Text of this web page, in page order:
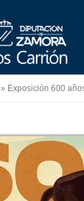
» Exposición 600